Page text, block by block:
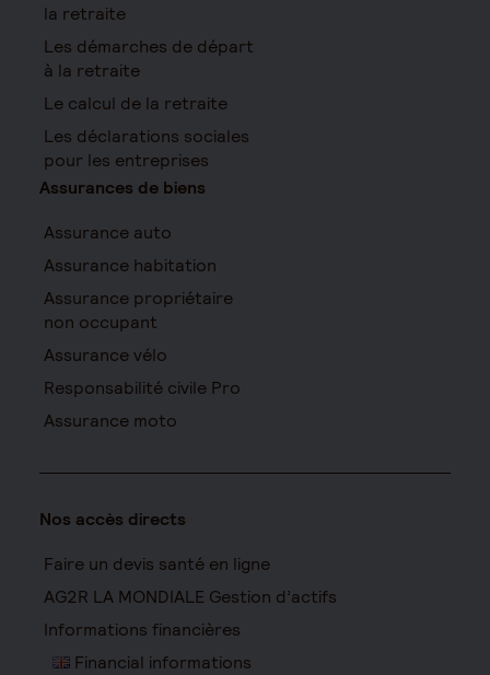
la retraite
Les démarches de départ
à la retraite
Le calcul de la retraite
Les déclarations sociales
pour les entreprises
Assurances de biens
Assurance auto
Assurance habitation
Assurance propriétaire
non occupant
Assurance vélo
Responsabilité civile Pro
Assurance moto
Nos accès directs
Faire un devis santé en ligne
AG2R LA MONDIALE Gestion d’actifs
Informations financières
Financial informations